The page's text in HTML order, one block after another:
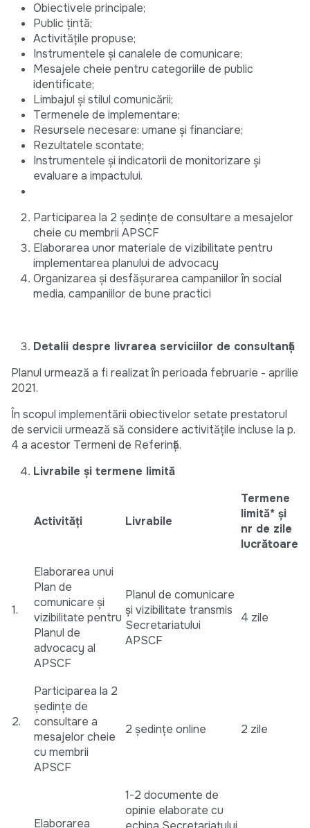
Obiectivele principale;
Public țintă;
Activitățile propuse;
Instrumentele și canalele de comunicare;
Mesajele cheie pentru categoriile de public
identificate;
Limbajul și stilul comunicării;
Termenele de implementare;
Resursele necesare: umane și financiare;
Rezultatele scontate;
Instrumentele și indicatorii de monitorizare și
evaluare a impactului.
Participarea la 2 ședințe de consultare a mesajelor
cheie cu membrii APSCF
Elaborarea unor materiale de vizibilitate pentru
implementarea planului de advocacy
Organizarea și desfășurarea campaniilor în social
media, campaniilor de bune practici
Detalii despre livrarea serviciilor de consultanță
Planul urmează a fi realizat în perioada februarie - aprilie
2021.
În scopul implementării obiectivelor setate prestatorul
de servicii urmează să considere activitățile incluse la p.
4 a acestor Termeni de Referință.
Livrabile și termene limită
Activități Livrabile
Termene
limită* și
nr de zile
lucrătoare
1.
Elaborarea unui
Plan de
comunicare și
vizibilitate pentru
Planul de
advocacy al
APSCF
Planul de comunicare
și vizibilitate transmis
Secretariatului
APSCF
4 zile
2.
Participarea la 2
ședințe de
consultare a
mesajelor cheie
cu membrii
APSCF
2 ședințe online 2 zile
Elaborarea
1-2 documente de
opinie elaborate cu